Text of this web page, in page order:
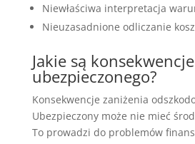
Niewłaściwa interpretacja
Nieuzasadnione odliczanie
Jakie są
ubezpieczonego?
Konsekwencje zaniżenia
Ubezpieczony może nie mieć
To prowadzi do problemów